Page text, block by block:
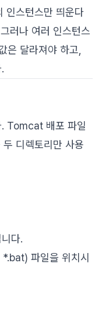
인스턴스만 띄운다
러나 여러 인스턴스
은 달라져야 하고,
. Tomcat 배포 파일
디렉토리만 사용
다.
파일을 위치시